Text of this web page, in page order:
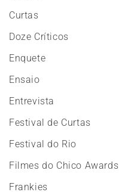
Curtas
Doze Críticos
Enquete
Ensaio
Entrevista
Festival de Curtas
Festival do Rio
Filmes do Chico Awards
Frankies